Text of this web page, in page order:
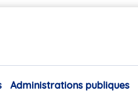
Administrations publiques